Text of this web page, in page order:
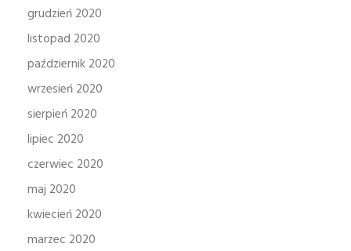
grudzień 2020
listopad 2020
październik 2020
wrzesień 2020
sierpień 2020
lipiec 2020
czerwiec 2020
maj 2020
kwiecień 2020
marzec 2020